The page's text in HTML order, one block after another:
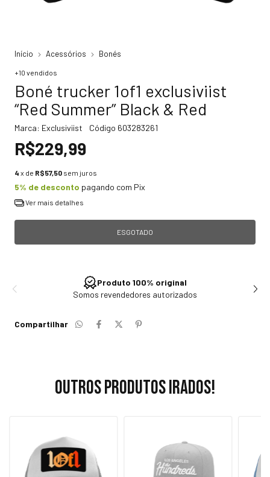
Início Acessórios Bonés
+10 vendidos
Boné trucker 1of1 exclusiviist
“Red Summer” Black & Red
Marca: Exclusiviist Código 603283261
R$229,99
4 x de R$57,50 sem juros
5% de desconto pagando com Pix
Ver mais detalhes
Produto 100% original
Somos revendedores autorizados
Compartilhar
Outros produtos irados!